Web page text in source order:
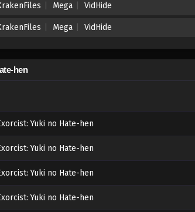
Mega VidHide
Mega VidHide
hen
Yuki no Hate-hen
Yuki no Hate-hen
Yuki no Hate-hen
Yuki no Hate-hen